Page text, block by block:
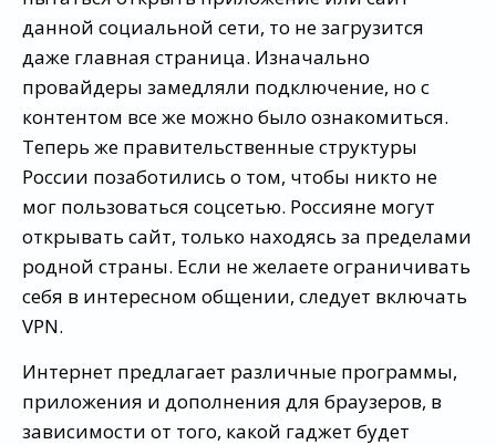
данной социальной сети, то не загрузится
даже главная страница. Изначально
провайдеры замедляли подключение, но с
контентом все же можно было ознакомиться.
Теперь же правительственные структуры
России позаботились о том, чтобы никто не
мог пользоваться соцсетью. Россияне могут
открывать сайт, только находясь за пределами
родной страны. Если не желаете ограничивать
себя в интересном общении, следует включать
VPN.
Интернет предлагает различные программы,
приложения и дополнения для браузеров, в
зависимости от того, какой гаджет будет